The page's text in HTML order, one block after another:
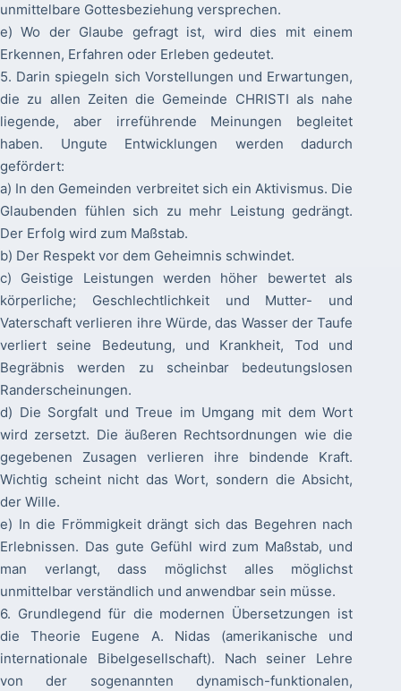
unmittelbare Gottesbeziehung versprechen.
e) Wo der Glaube gefragt ist, wird dies mit einem
Erkennen, Erfahren oder Erleben gedeutet.
5. Darin spiegeln sich Vorstellungen und Erwartungen,
die zu allen Zeiten die Gemeinde CHRISTI als nahe
liegende, aber irreführende Meinungen begleitet
haben. Ungute Entwicklungen werden dadurch
gefördert:
a) In den Gemeinden verbreitet sich ein Aktivismus. Die
Glaubenden fühlen sich zu mehr Leistung gedrängt.
Der Erfolg wird zum Maßstab.
b) Der Respekt vor dem Geheimnis schwindet.
c) Geistige Leistungen werden höher bewertet als
körperliche; Geschlechtlichkeit und Mutter- und
Vaterschaft verlieren ihre Würde, das Wasser der Taufe
verliert seine Bedeutung, und Krankheit, Tod und
Begräbnis werden zu scheinbar bedeutungslosen
Randerscheinungen.
d) Die Sorgfalt und Treue im Umgang mit dem Wort
wird zersetzt. Die äußeren Rechtsordnungen wie die
gegebenen Zusagen verlieren ihre bindende Kraft.
Wichtig scheint nicht das Wort, sondern die Absicht,
der Wille.
e) In die Frömmigkeit drängt sich das Begehren nach
Erlebnissen. Das gute Gefühl wird zum Maßstab, und
man verlangt, dass möglichst alles möglichst
unmittelbar verständlich und anwendbar sein müsse.
6. Grundlegend für die modernen Übersetzungen ist
die Theorie Eugene A. Nidas (amerikanische und
internationale Bibelgesellschaft). Nach seiner Lehre
von der sogenannten dynamisch-funktionalen,